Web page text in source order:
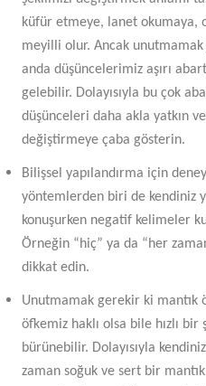
küfür etmeye, lanet okumaya,
meyilli olur. Ancak
anda düşüncelerimiz aşırı
gelebilir. Dolayısıyla bu çok
düşünceleri daha akla yatkın
değiştirmeye çaba gösterin.
Bilişsel yapılandırma için
yöntemlerden biri de kendiniz
konuşurken negatif kelimeler
Örneğin “hiç” ya da “her
dikkat edin.
Unutmamak gerekir ki mantık
öfkemiz haklı olsa bile hızlı bir
bürünebilir. Dolayısıyla
zaman soğuk ve sert bir